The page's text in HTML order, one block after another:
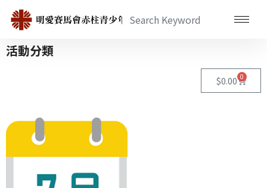
活動分類
$0.00 0